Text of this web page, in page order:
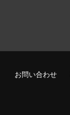
お問い合わせ